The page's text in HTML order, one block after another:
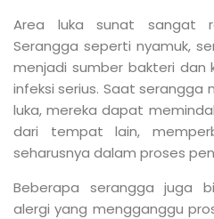
Area luka sunat sangat
Serangga seperti nyamuk,
menjadi sumber bakteri dan
infeksi serius. Saat
luka, mereka dapat
dari tempat lain,
seharusnya dalam proses
Beberapa serangga juga
alergi yang mengganggu